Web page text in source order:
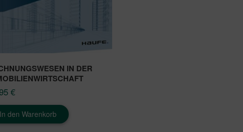
IN DER
€
In den Warenkorb